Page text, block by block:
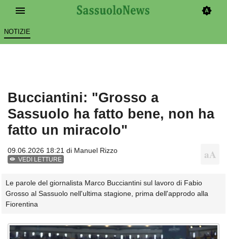
NOTIZIE
Bucciantini: "Grosso a
Sassuolo ha fatto bene, non ha
fatto un miracolo"
09.06.2026 18:21 di Manuel Rizzo
VEDI LETTURE
Le parole del giornalista Marco Bucciantini sul lavoro di Fabio
Grosso al Sassuolo nell'ultima stagione, prima dell'approdo alla
Fiorentina